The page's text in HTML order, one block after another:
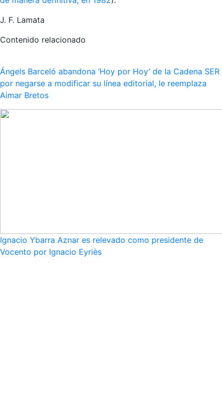
J. F. Lamata
Contenido relacionado
Ángels Barceló abandona ‘Hoy por Hoy’ de la Cadena SER
por negarse a modificar su línea editorial, le reemplaza
Aimar Bretos
Ignacio Ybarra Aznar es relevado como presidente de
Vocento por Ignacio Eyriès